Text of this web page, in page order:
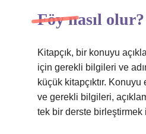
Föy nasıl olur?
Kitapçık, bir konuyu
için gerekli bilgileri ve
küçük kitapçıktır.
ve gerekli bilgileri,
tek bir derste birleştirmek